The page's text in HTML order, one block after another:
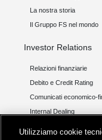
La nostra storia
Il Gruppo FS nel mondo
Investor Relations
Relazioni finanziarie
Debito e Credit Rating
Comunicati economico-
Internal Dealing
Utilizziamo cookie